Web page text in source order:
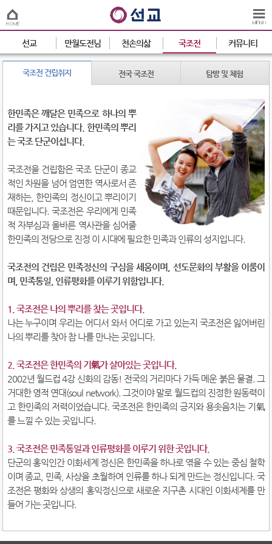
선교 만월도전님 천손의삶 국조전 커뮤니티
국조전 건립취지 전국 국조전 탐방 및 체험
한민족은 깨달은 민족으로 하나의 뿌
리를 가지고 있습니다. 한민족의 뿌리
는 국조 단군이십니다.
국조전을 건립함은 국조 단군이 종교
적인 차원을 넘어 엄연한 역사로서 존
재하는, 한민족의 정신이고 뿌리이기
때문입니다. 국조전은 우리에게 민족
적 자부심과 올바른 역사관을 심어줄
한민족의 전당으로 진정 이 시대에 필요한 민족과 인류의 성지입니다.
국조전의 건립은 민족정신의 구심을 세움이며, 선도문화의 부활을 이룸이
며, 민족통일, 인류평화를 이루기 위함입니다.
1. 국조전은 나의 뿌리를 찾는 곳입니다.
나는 누구이며 우리는 어디서 와서 어디로 가고 있는지 국조전은 잃어버린
나의 뿌리를 찾아 참 나를 만나는 곳입니다.
2. 국조전은 한민족의 기氣가 살아있는 곳입니다.
2002년 월드컵 4강 신화의 감동! 전국의 거리마다 가득 메운 붉은 물결. 그
거대한 영적 연대(soul network). 그것이야 말로 월드컵의 진정한 원동력이
고 한민족의 저력이었습니다. 국조전은 한민족의 긍지와 용솟음치는 기氣
를 느낄 수 있는 곳입니다.
3. 국조전은 민족통일과 인류평화를 이루기 위한 곳입니다.
단군의 홍익인간 이화세계 정신은 한민족을 하나로 엮을 수 있는 중심 철학
이며 종교, 민족, 사상을 초월하여 인류를 하나 되게 만드는 정신입니다. 국
조전은 평화와 상생의 홍익정신으로 새로운 지구촌 시대인 이화세계를 만
들어 가는 곳입니다.